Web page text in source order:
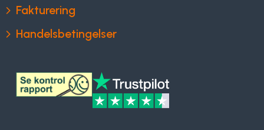
Fakturering
Handelsbetingelser